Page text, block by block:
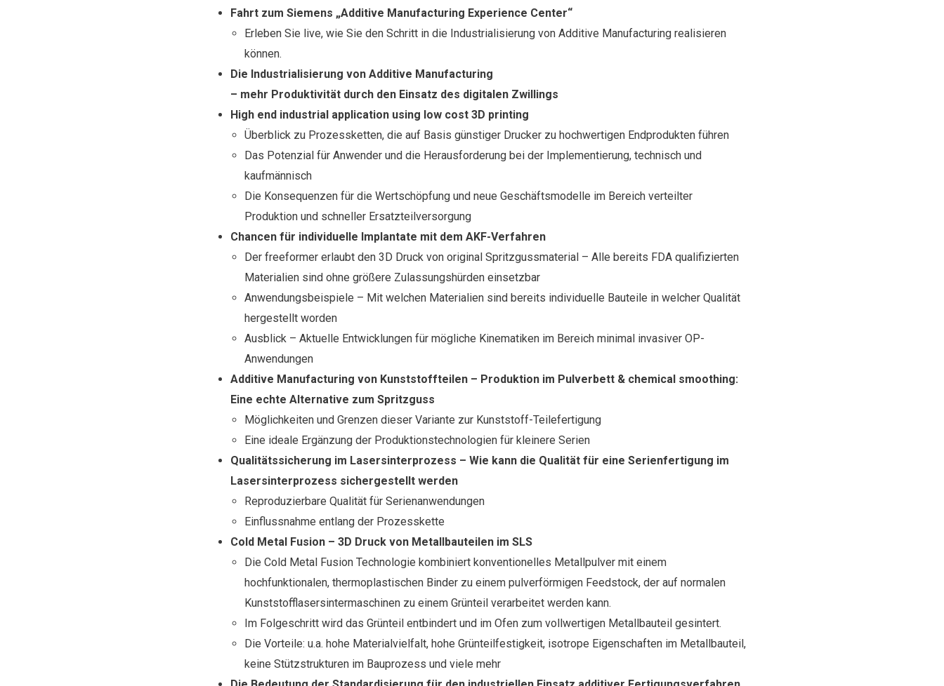
Fahrt zum Siemens „Additive Manufacturing Experience Center“
Erleben Sie live, wie Sie den Schritt in die Industrialisierung von Additive Manufacturing realisieren
können.
Die Industrialisierung von Additive Manufacturing
– mehr Produktivität durch den Einsatz des digitalen Zwillings
High end industrial application using low cost 3D printing
Überblick zu Prozessketten, die auf Basis günstiger Drucker zu hochwertigen Endprodukten führen
Das Potenzial für Anwender und die Herausforderung bei der Implementierung, technisch und
kaufmännisch
Die Konsequenzen für die Wertschöpfung und neue Geschäftsmodelle im Bereich verteilter
Produktion und schneller Ersatzteilversorgung
Chancen für individuelle Implantate mit dem AKF-Verfahren
Der freeformer erlaubt den 3D Druck von original Spritzgussmaterial – Alle bereits FDA qualifizierten
Materialien sind ohne größere Zulassungshürden einsetzbar
Anwendungsbeispiele – Mit welchen Materialien sind bereits individuelle Bauteile in welcher Qualität
hergestellt worden
Ausblick – Aktuelle Entwicklungen für mögliche Kinematiken im Bereich minimal invasiver OP-
Anwendungen
Additive Manufacturing von Kunststoffteilen – Produktion im Pulverbett & chemical smoothing:
Eine echte Alternative zum Spritzguss
Möglichkeiten und Grenzen dieser Variante zur Kunststoff-Teilefertigung
Eine ideale Ergänzung der Produktionstechnologien für kleinere Serien
Qualitätssicherung im Lasersinterprozess – Wie kann die Qualität für eine Serienfertigung im
Lasersinterprozess sichergestellt werden
Reproduzierbare Qualität für Serienanwendungen
Einflussnahme entlang der Prozesskette
Cold Metal Fusion – 3D Druck von Metallbauteilen im SLS
Die Cold Metal Fusion Technologie kombiniert konventionelles Metallpulver mit einem
hochfunktionalen, thermoplastischen Binder zu einem pulverförmigen Feedstock, der auf normalen
Kunststofflasersintermaschinen zu einem Grünteil verarbeitet werden kann.
Im Folgeschritt wird das Grünteil entbindert und im Ofen zum vollwertigen Metallbauteil gesintert.
Die Vorteile: u.a. hohe Materialvielfalt, hohe Grünteilfestigkeit, isotrope Eigenschaften im Metallbauteil,
keine Stützstrukturen im Bauprozess und viele mehr